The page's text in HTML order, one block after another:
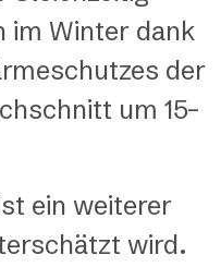
im Winter dank
der
um 15–
ein weiterer
wird.